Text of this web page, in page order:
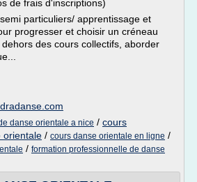
de frais d'inscriptions)
particuliers/ apprentissage et
progresser et choisir un créneau
des cours collectifs, aborder
danse orientale a nice / cours
orientale / cours danse orientale en ligne /
/ formation professionnelle de danse